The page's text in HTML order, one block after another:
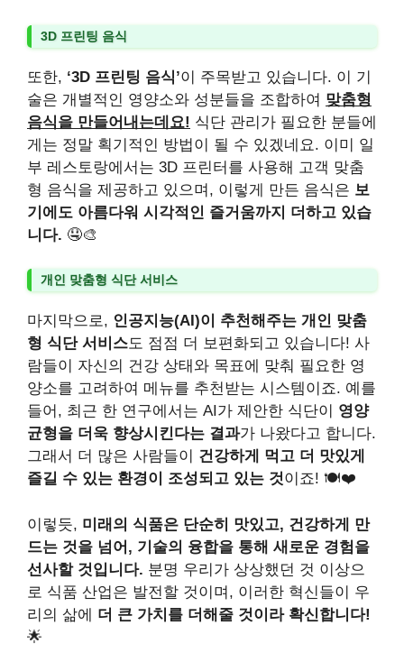
3D 프린팅 음식
또한, ‘3D 프린팅 음식’이 주목받고 있습니다. 이 기
술은 개별적인 영양소와 성분들을 조합하여 맞춤형
음식을 만들어내는데요! 식단 관리가 필요한 분들에
게는 정말 획기적인 방법이 될 수 있겠네요. 이미 일
부 레스토랑에서는 3D 프린터를 사용해 고객 맞춤
형 음식을 제공하고 있으며, 이렇게 만든 음식은 보
기에도 아름다워 시각적인 즐거움까지 더하고 있습
니다. 🤤🎨
개인 맞춤형 식단 서비스
마지막으로, 인공지능(AI)이 추천해주는 개인 맞춤
형 식단 서비스도 점점 더 보편화되고 있습니다! 사
람들이 자신의 건강 상태와 목표에 맞춰 필요한 영
양소를 고려하여 메뉴를 추천받는 시스템이죠. 예를
들어, 최근 한 연구에서는 AI가 제안한 식단이 영양
균형을 더욱 향상시킨다는 결과가 나왔다고 합니다.
그래서 더 많은 사람들이 건강하게 먹고 더 맛있게
즐길 수 있는 환경이 조성되고 있는 것이죠! 🍽️❤️
이렇듯, 미래의 식품은 단순히 맛있고, 건강하게 만
드는 것을 넘어, 기술의 융합을 통해 새로운 경험을
선사할 것입니다. 분명 우리가 상상했던 것 이상으
로 식품 산업은 발전할 것이며, 이러한 혁신들이 우
리의 삶에 더 큰 가치를 더해줄 것이라 확신합니다!
🌟